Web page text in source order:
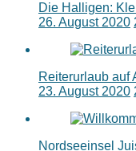
Die Halligen:
26. August 2020
Reiterurlaub auf
23. August 2020
Nordseeinsel